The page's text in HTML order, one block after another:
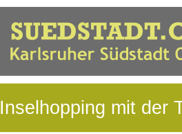
Inselhopping mit der